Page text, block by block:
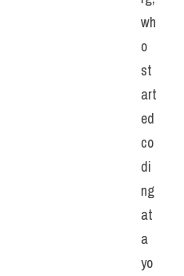
wh
o
st
art
ed
co
di
ng
at
a
yo